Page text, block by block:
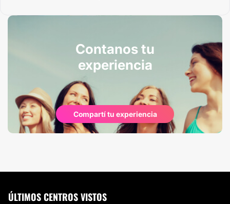
Contanos tu
experiencia
Compartí tu experiencia
ÚLTIMOS CENTROS VISTOS